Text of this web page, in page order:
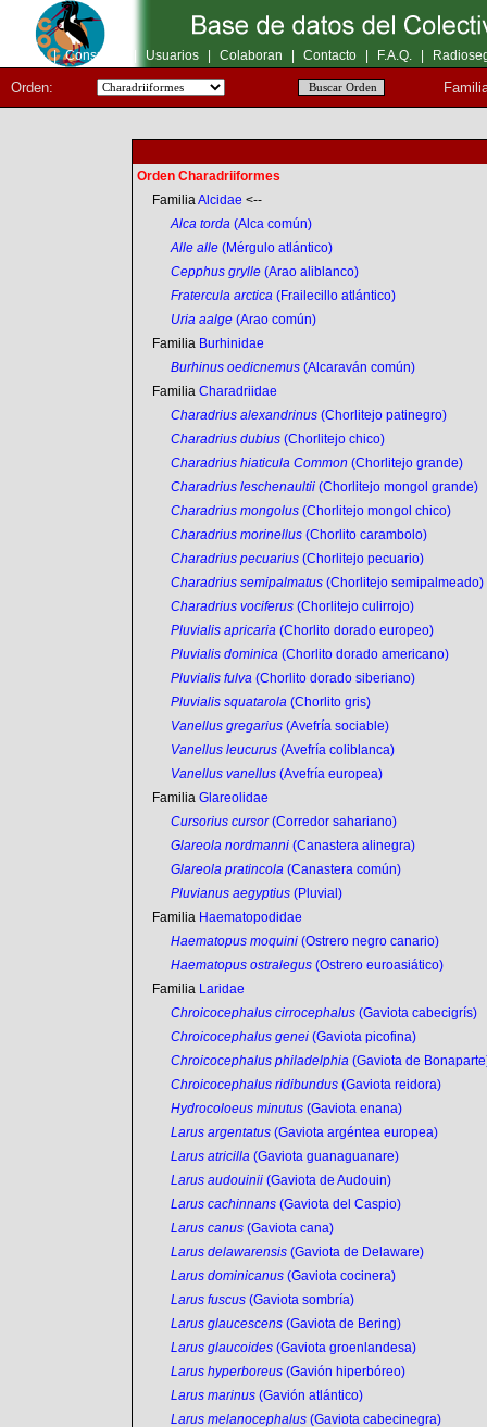
Inicio | Consultas Usuarios Colaboran Contacto F.A.Q.
Orden:
Orden Charadriiformes
FamiliaAlcidae <--
Alca torda (Alca común)
Alle alle (Mérgulo atlántico)
Cepphus grylle (Arao aliblanco)
Fratercula arctica (Frailecillo atlántico)
Uria aalge (Arao común)
Familia Burhinidae
Burhinus oedicnemus (Alcaraván común)
Familia Charadriidae
Charadrius alexandrinus (Chorlitejo patinegro)
Charadrius dubius (Chorlitejo chico)
Charadrius hiaticula Common (Chorlitejo grande)
Charadrius leschenaultii (Chorlitejo mongol grande)
Charadrius mongolus (Chorlitejo mongol chico)
Charadrius morinellus (Chorlito carambolo)
Charadrius pecuarius (Chorlitejo pecuario)
Charadrius semipalmatus (Chorlitejo semipalmeado)
Charadrius vociferus (Chorlitejo culirrojo)
Pluvialis apricaria (Chorlito dorado europeo)
Pluvialis dominica (Chorlito dorado americano)
Pluvialis fulva (Chorlito dorado siberiano)
Pluvialis squatarola (Chorlito gris)
Vanellus gregarius (Avefría sociable)
Vanellus leucurus (Avefría coliblanca)
Vanellus vanellus (Avefría europea)
Familia Glareolidae
Cursorius cursor(Corredor sahariano)
Glareola nordmanni (Canastera alinegra)
Glareola pratincola (Canastera común)
Pluvianus aegyptius (Pluvial)
Familia Haematopodidae
Haematopus moquini (Ostrero negro canario)
Haematopus ostralegus (Ostrero euroasiático)
Familia Laridae
Chroicocephalus cirrocephalus (Gaviota cabecigrís)
Chroicocephalus genei (Gaviota picofina)
Chroicocephalus philadelphia (Gaviota de
Chroicocephalus ridibundus (Gaviota reidora)
Hydrocoloeus minutus (Gaviota enana)
Larus argentatus (Gaviota argéntea europea)
Larus atricilla (Gaviota guanaguanare)
Larus audouinii (Gaviota de Audouin)
Larus cachinnans (Gaviota del Caspio)
Larus canus (Gaviota cana)
Larus delawarensis (Gaviota de Delaware)
Larus dominicanus (Gaviota cocinera)
Larus fuscus (Gaviota sombría)
Larus glaucescens (Gaviota de Bering)
Larus glaucoides (Gaviota groenlandesa)
Larus hyperboreus (Gavión hiperbóreo)
Larus marinus (Gavión atlántico)
Larus melanocephalus (Gaviota cabecinegra)